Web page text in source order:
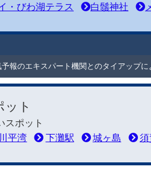
・びわ湖テラス
白鬚神社
報のエキスパート機関とのタイアップ
ット
スポット
川平湾 下灘駅 城ヶ島 須